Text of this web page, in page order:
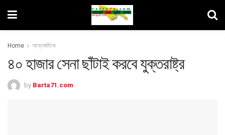
Home আন্তর্জাতিক
৪০ হাজার সেনা ছাঁটাই করবে যুক্তরাষ্ট্র
by Barta71.com